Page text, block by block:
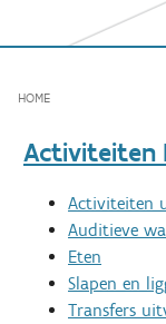
HOME
Activiteiten
Activiteiten
Auditieve
Eten
Slapen en
Transfers